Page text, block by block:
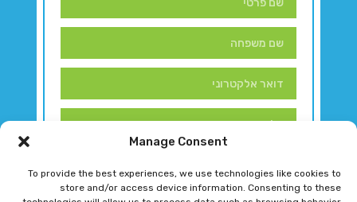
Manage Consent
To provide the best experiences, we use technologies like cookies to
store and/or access device information. Consenting to these